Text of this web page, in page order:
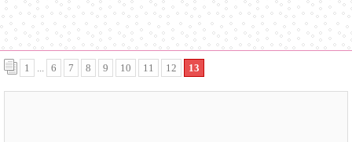
1 ... 6 7 8 9 10 11 12 13